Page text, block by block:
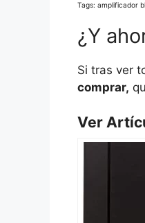
Tags: amplificador
¿Y
Si tras ver
comprar,
Ver